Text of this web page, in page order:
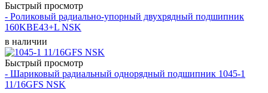
Быстрый просмотр
- Роликовый радиально-упорный двухрядный подшипник
160KBE43+L NSK
в наличии
Быстрый просмотр
- Шариковый радиальный однорядный подшипник 1045-1
11/16GFS NSK